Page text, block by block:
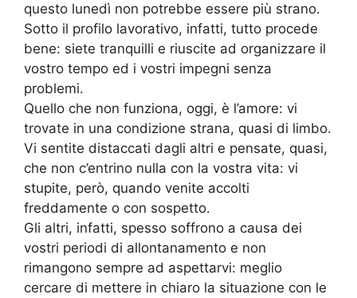
questo lunedì non potrebbe essere più strano.
Sotto il profilo lavorativo, infatti, tutto procede
bene: siete tranquilli e riuscite ad organizzare il
vostro tempo ed i vostri impegni senza
problemi.
Quello che non funziona, oggi, è l’amore: vi
trovate in una condizione strana, quasi di limbo.
Vi sentite distaccati dagli altri e pensate, quasi,
che non c’entrino nulla con la vostra vita: vi
stupite, però, quando venite accolti
freddamente o con sospetto.
Gli altri, infatti, spesso soffrono a causa dei
vostri periodi di allontanamento e non
rimangono sempre ad aspettarvi: meglio
cercare di mettere in chiaro la situazione con le